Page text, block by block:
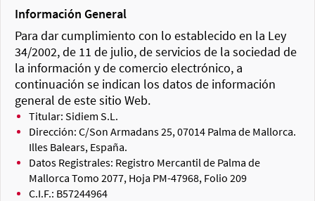
Información General
Para dar cumplimiento con lo establecido en la Ley
34/2002, de 11 de julio, de servicios de la sociedad de
la información y de comercio electrónico, a
continuación se indican los datos de información
general de este sitio Web.
Titular: Sidiem S.L.
Dirección: C/Son Armadans 25, 07014 Palma de Mallorca.
Illes Balears, España.
Datos Registrales: Registro Mercantil de Palma de
Mallorca Tomo 2077, Hoja PM-47968, Folio 209
C.I.F.: B57244964